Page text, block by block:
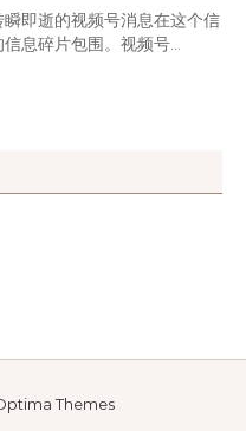
即逝的视频号消息在这个信
息碎片包围。视频号...
Themes